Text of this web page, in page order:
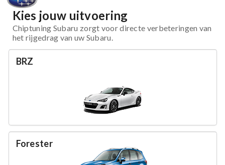
Kies jouw uitvoering
Chiptuning Subaru zorgt voor directe verbeteringen van
het rijgedrag van uw Subaru.
BRZ
Forester